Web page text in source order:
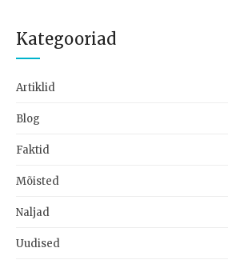
Kategooriad
Artiklid
Blog
Faktid
Mõisted
Naljad
Uudised